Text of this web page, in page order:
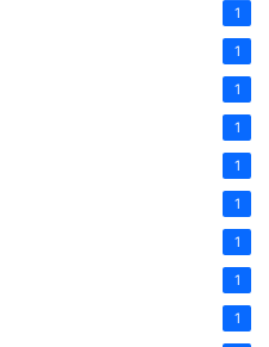
1
1
1
1
1
1
1
1
1